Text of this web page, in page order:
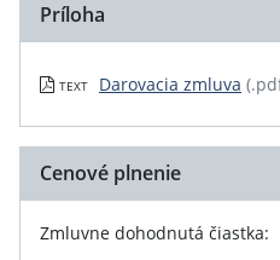
Príloha
TEXT Darovacia zmluva
Cenové plnenie
Zmluvne dohodnutá čiastka: